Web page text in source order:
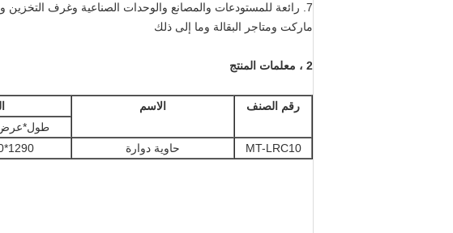
7. رائعة للمستودعات والمصانع والوحدات الصناعية وغرف
ماركت ومتاجر البقالة وما إلى ذلك
2 ، معلمات المنتج
رقم الصنف الاسم
MT-LRC10
حاوية دوارة 1290*400*1450